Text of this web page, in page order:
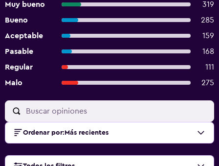
Muy bueno
319
Bueno
285
Aceptable
159
Pasable
168
Regular
111
Malo
275
Ordenar por: Más recientes